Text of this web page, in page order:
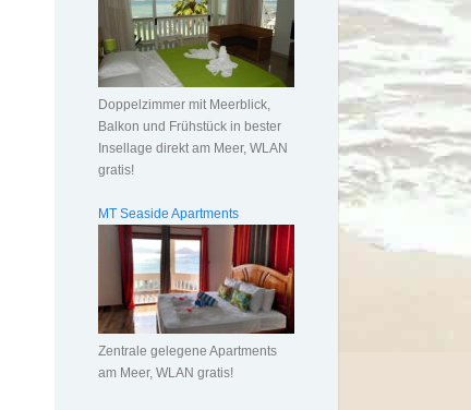
Doppelzimmer mit Meerblick,
Balkon und Frühstück in bester
Insellage direkt am Meer, WLAN
gratis!
MT Seaside Apartments
Zentrale gelegene Apartments
am Meer, WLAN gratis!